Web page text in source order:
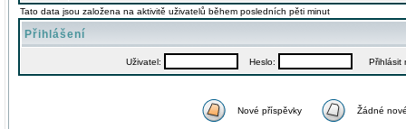
Tato data jsou založena na aktivitě uživatelů během posledních pěti minut
Přihlášení
Uživatel: Heslo: Přihlásit
Nové příspěvky Žádné